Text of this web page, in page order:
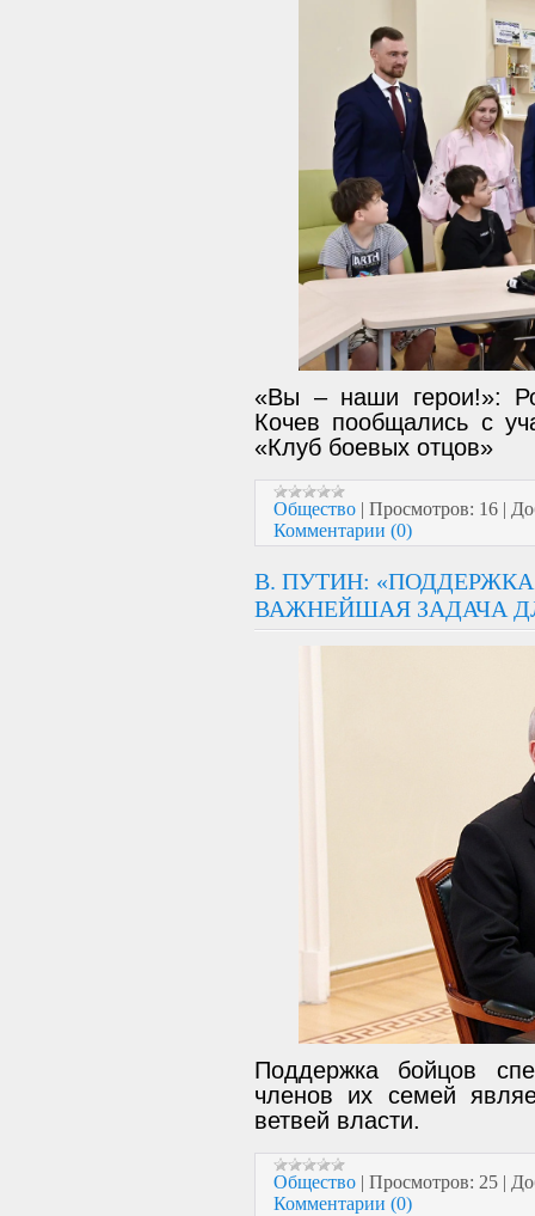
«Вы – наши герои!»:
Кочев пообщались с
«Клуб боевых отцов»
Общество | Просмотров: 16 |
Комментарии (0)
В. ПУТИН:
ВАЖНЕЙШАЯ ЗАДАЧА
Поддержка бойцов
членов их семей
ветвей власти.
Общество | Просмотров: 25 |
Комментарии (0)